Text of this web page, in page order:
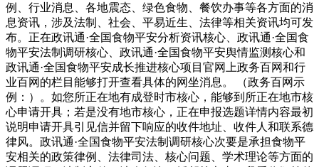
例、行业消息、各地震态、绿色食物、餐饮办事等各方面的消
息资讯，涉及法制、社会、平易近生、法律等相关资讯均可发
布。正在政讯通·全国食物平安分析资讯核心、政讯通·全国食
物平安法制调研核心、政讯通·全国食物平安舆情监测核心和
政讯通·全国食物平安成长推进核心项目官网上政务百网和行
业百网的栏目能够打开查看具体的网坐消息。 （政务百网示
例：）。如您所正在地有成登时市核心，能够到所正在地市核
心申请开具；若是没有地市核心，正在申报选题详情内容最初
说明申请开具引见信并留下响应的收件地址、收件人和联系德
律风。政讯通·全国食物平安法制调研核心次要是承担食物平
安相关的政策律例、法律司法、核心问题、学术理论等方面的